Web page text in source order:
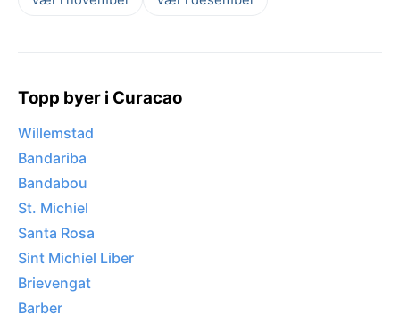
Topp byer i Curacao
Willemstad
Bandariba
Bandabou
St. Michiel
Santa Rosa
Sint Michiel Liber
Brievengat
Barber